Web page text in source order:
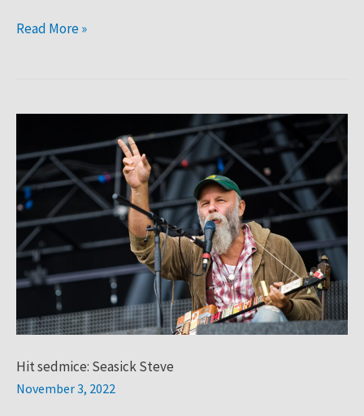
Read More »
Hit sedmice: Seasick Steve
November 3, 2022
sedmice:
Seasick
Steve